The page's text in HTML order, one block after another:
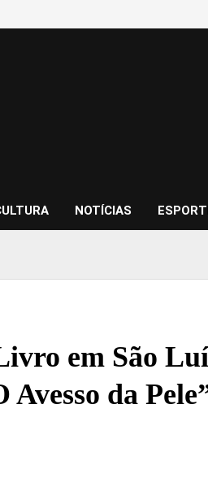
NOTÍCIAS
em São
da